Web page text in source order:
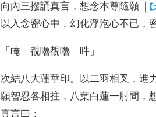
向內三撥誦真言 ，想念本尊隨願
以入念密心中 ，幻化浮泡心不已 ，
「 唵 覩嚕覩嚕 吽 」
次結八大蓮華印。 以二羽相叉 ，進
願智忍各相拄 ， 八葉白蓮一肘間 ，
真言曰 ：